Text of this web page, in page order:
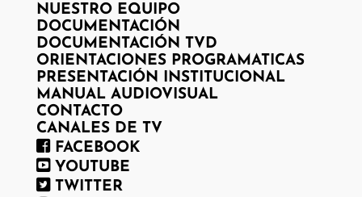
NUESTRO EQUIPO
DOCUMENTACIÓN
DOCUMENTACIÓN TVD
ORIENTACIONES PROGRAMATICAS
PRESENTACIÓN INSTITUCIONAL
MANUAL AUDIOVISUAL
CONTACTO
CANALES DE TV
FACEBOOK
YOUTUBE
TWITTER